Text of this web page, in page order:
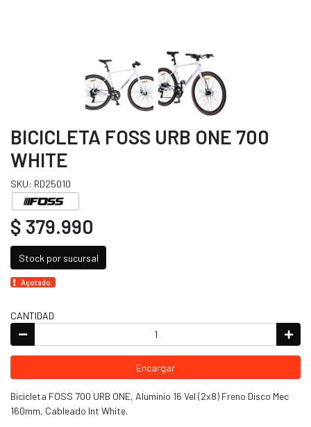
BICICLETA FOSS URB ONE 700
WHITE
SKU: RD25010
$ 379.990
Stock por sucursal
Agotado.
CANTIDAD
Encargar
Bicicleta FOSS 700 URB ONE, Aluminio 16 Vel (2x8) Freno Disco Mec
160mm, Cableado Int White.